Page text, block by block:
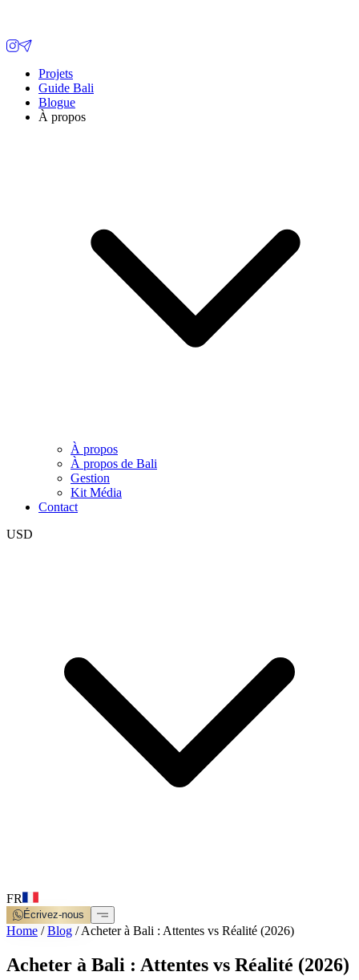
Projets
Guide Bali
Blogue
À propos
À propos
À propos de Bali
Gestion
Kit Média
Contact
USD
FR
Écrivez-nous
Home /Blog /Acheter à Bali : Attentes vs Réalité (2026)
Acheter à Bali : Attentes vs Réalité (2026)